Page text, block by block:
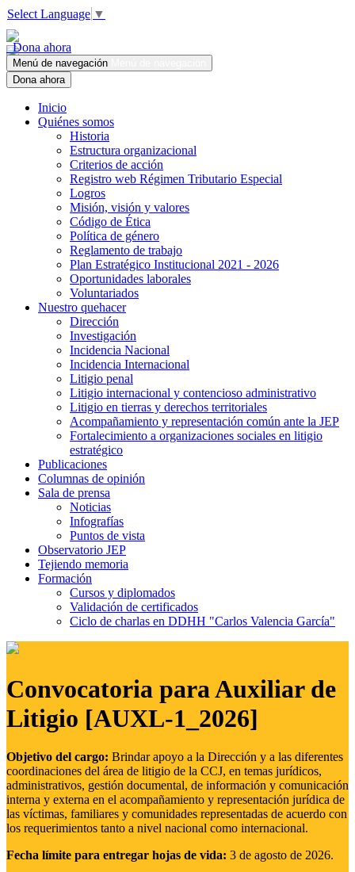
Select Language ▼
Dona ahora
Menú de navegación
Dona ahora
Inicio
Quiénes somos
Historia
Estructura organizacional
Criterios de acción
Registro web Régimen Tributario Especial
Logros
Misión, visión y valores
Código de Ética
Política de género
Reglamento de trabajo
Plan Estratégico Institucional 2021 - 2026
Oportunidades laborales
Voluntariados
Nuestro quehacer
Dirección
Investigación
Incidencia Nacional
Incidencia Internacional
Litigio penal
Litigio internacional y contencioso administrativo
Litigio en tierras y derechos territoriales
Acompañamiento y representación común ante la JEP
Fortalecimiento a organizaciones sociales en litigio
estratégico
Publicaciones
Columnas de opinión
Sala de prensa
Noticias
Infografías
Puntos de vista
Observatorio JEP
Tejiendo memoria
Formación
Cursos y diplomados
Validación de certificados
Ciclo de charlas en DDHH "Carlos Valencia García"
Convocatoria para Auxiliar de
Litigio [AUXL-1_2026]
Objetivo del cargo: Brindar apoyo a la Dirección y a las diferentes
coordinaciones del área de litigio de la CCJ, en temas jurídicos,
administrativos, gestión documental, de información y comunicación
interna y externa en el acompañamiento y representación jurídica de
las víctimas, familiares y comunidades representadas de acuerdo con
los requerimientos tanto a nivel nacional como internacional.
Fecha límite para entregar hojas de vida: 3 de agosto de 2026.